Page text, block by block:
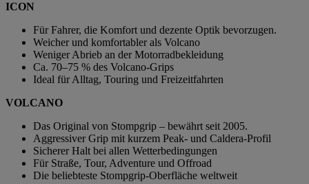
ICON
Für Fahrer, die Komfort und dezente Optik bevorzugen.
Weicher und komfortabler als Volcano
Weniger Abrieb an der Motorradbekleidung
Ca. 70–75 % des Volcano-Grips
Ideal für Alltag, Touring und Freizeitfahrten
VOLCANO
Das Original von Stompgrip – bewährt seit 2005.
Aggressiver Grip mit kurzem Peak- und Caldera-Profil
Sicherer Halt bei allen Wetterbedingungen
Für Straße, Tour, Adventure und Offroad
Die beliebteste Stompgrip-Oberfläche weltweit